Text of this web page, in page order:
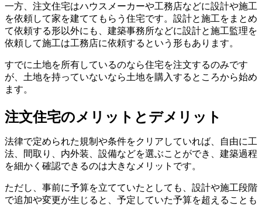
一方、注文住宅はハウスメーカーや工務店などに設計や施工
を依頼して家を建ててもらう住宅です。設計と施工をまとめ
て依頼する形以外にも、建築事務所などに設計と施工監理を
依頼して施工は工務店に依頼するという形もあります。
すでに土地を所有しているのなら住宅を注文するのみです
が、土地を持っていないなら土地を購入するところから始め
ます。
注文住宅のメリットとデメリット
法律で定められた規制や条件をクリアしていれば、自由に工
法、間取り、内外装、設備などを選ぶことができ、建築過程
を細かく確認できるのは大きなメリットです。
ただし、事前に予算を立てていたとしても、設計や施工段階
で追加や変更が生じると、予定していた予算を超えることも